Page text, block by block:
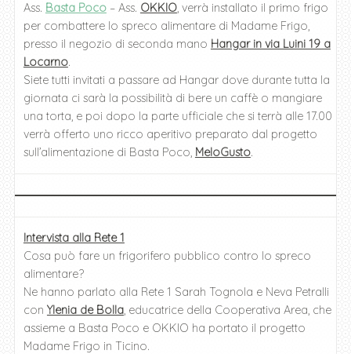
Ass. Basta Poco– Ass. OKKIO, verrà installato il primo frigo
per combattere lo spreco alimentare di Madame Frigo,
presso il negozio di seconda mano Hangar in via Luini 19 a
Locarno.
Siete tutti invitati a passare ad Hangar dove durante tutta la
giornata ci sarà la possibilità di bere un caffè o mangiare
una torta, e poi dopo la parte ufficiale che si terrà alle 17.00
verrà offerto uno ricco aperitivo preparato dal progetto
sull’alimentazione di Basta Poco, MeloGusto.
Intervista alla Rete 1
Cosa può fare un frigorifero pubblico contro lo spreco
alimentare?
Ne hanno parlato alla Rete 1 Sarah Tognola e Neva Petralli
con Ylenia de Bolla, educatrice della Cooperativa Area, che
assieme a Basta Poco e OKKIO ha portato il progetto
Madame Frigo in Ticino.